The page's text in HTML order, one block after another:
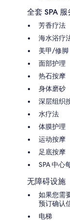
全套 SPA 服
芳香疗法
海水浴疗
美甲/修脚
面部护理
热石按摩
身体磨砂
深层组织
水疗法
体膜护理
运动按摩
足底按摩
SPA 中心
无障碍设施
如果您需
预订确认
电梯